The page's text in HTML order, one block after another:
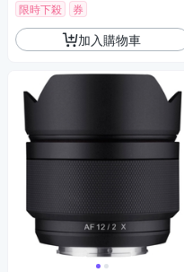
限時下殺
券
加入購物車